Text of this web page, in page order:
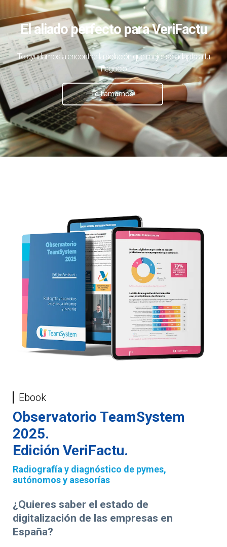
El aliado perfecto para VeriFactu
Te ayudamos a encontrar la solución que mejor se adapta a tu
negocio
Te llamamos
Ebook
Observatorio TeamSystem
2025.
Edición VeriFactu.
Radiografía y diagnóstico de pymes,
autónomos y asesorías
¿Quieres saber el estado de
digitalización de las empresas en
España?